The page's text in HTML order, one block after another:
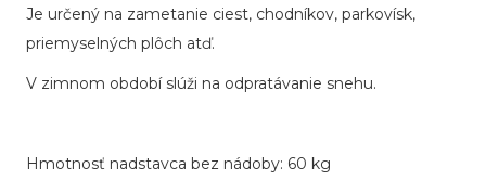
Je určený na zametanie ciest, chodníkov, parkovísk,
priemyselných plôch atď.
V zimnom období slúži na odpratávanie snehu.
Hmotnosť nadstavca bez nádoby: 60 kg